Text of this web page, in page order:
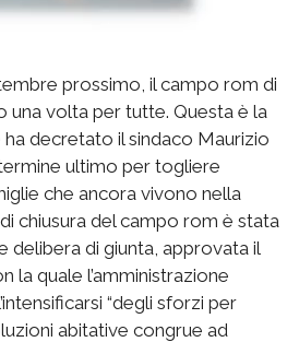
prossimo, il campo rom di
una volta per tutte. Questa è la
decretato il sindaco Maurizio
ultimo per togliere
che ancora vivono nella
chiusura del campo rom è stata
delibera di giunta, approvata il
la quale l’amministrazione
“degli sforzi per
abitative congrue ad